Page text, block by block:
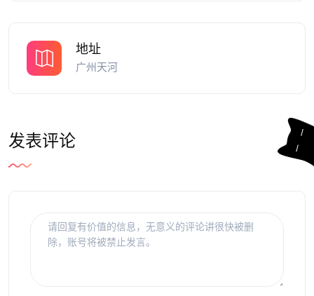
地址
广州天河
发表评论